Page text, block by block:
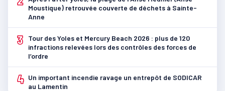
Moustique) retrouvée couverte de déchets à Sainte-
Anne
3
Tour des Yoles et Mercury Beach 2026 : plus de 120
infractions relevées lors des contrôles des forces de
l’ordre
4 Un important incendie ravage un entrepôt de SODICAR
au Lamentin